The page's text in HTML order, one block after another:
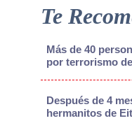
Te
Más de 40
por terrorismo
Después de 4
hermanitos de